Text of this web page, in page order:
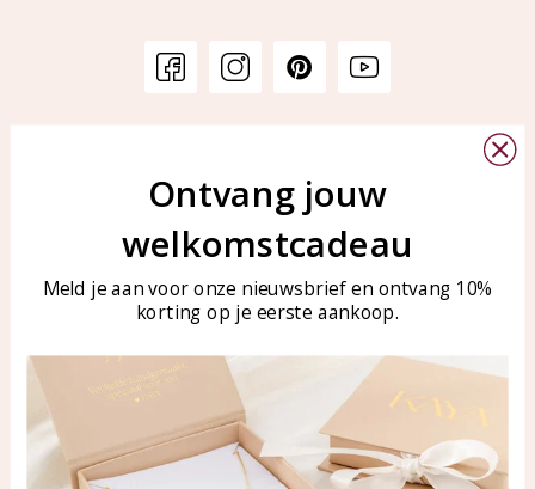
Veelgestelde vragen
Bellen of WhatsApp Ma-Vr
tussen 09:00-17:00
Tel: 0850003187
klantenservice@kayasierade
Producten
Alle producten
KAYA Sieraden
Over ons
Ontvang jouw
welkomstcadeau
Meld je aan voor onze nieuwsbrief en ontvang 10%
korting op je eerste aankoop.